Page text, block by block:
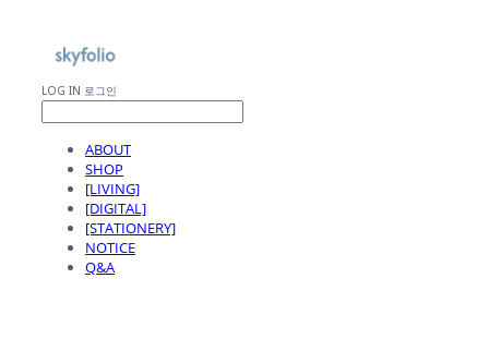
LOG IN 로그인
ABOUT
SHOP
[LIVING]
[DIGITAL]
[STATIONERY]
NOTICE
Q&A